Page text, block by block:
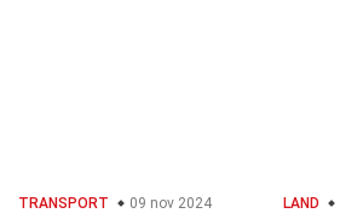
TRANSPORT 09 nov 2024 LAND